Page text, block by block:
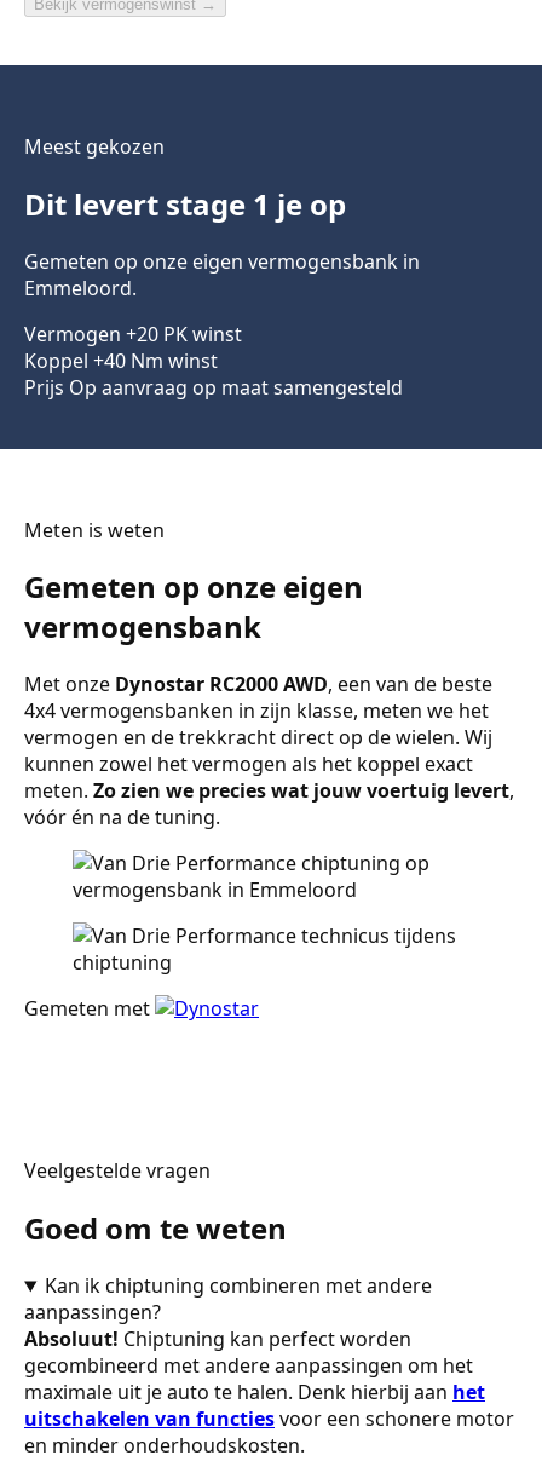
Bekijk vermogenswinst →
Meest gekozen
Dit levert stage 1 je op
Gemeten op onze eigen vermogensbank in
Emmeloord.
Vermogen +20 PK winst
Koppel +40 Nm winst
Prijs Op aanvraag op maat samengesteld
Meten is weten
Gemeten op onze eigen
vermogensbank
Met onze Dynostar RC2000 AWD, een van de beste
4x4 vermogensbanken in zijn klasse, meten we het
vermogen en de trekkracht direct op de wielen. Wij
kunnen zowel het vermogen als het koppel exact
meten. Zo zien we precies wat jouw voertuig levert,
vóór én na de tuning.
Gemeten met
Veelgestelde vragen
Goed om te weten
Kan ik chiptuning combineren met andere
aanpassingen?
Absoluut! Chiptuning kan perfect worden
gecombineerd met andere aanpassingen om het
maximale uit je auto te halen. Denk hierbij aan het
uitschakelen van functiesvoor een schonere motor
en minder onderhoudskosten.